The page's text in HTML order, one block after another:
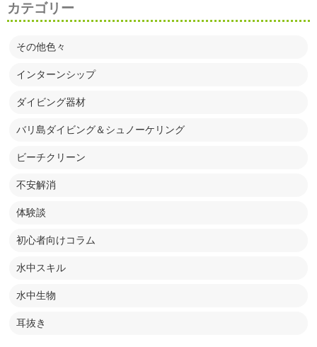
カテゴリー
その他色々
インターンシップ
ダイビング器材
バリ島ダイビング＆シュノーケリング
ビーチクリーン
不安解消
体験談
初心者向けコラム
水中スキル
水中生物
耳抜き